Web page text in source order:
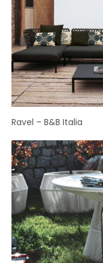
Ravel – B&B Italia